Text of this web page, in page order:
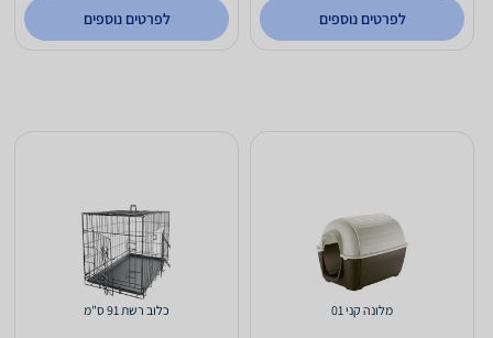
לפרטים נוספים לפרטים נוספים
מלונה קני 01 כלוב רשת 91 ס"מ